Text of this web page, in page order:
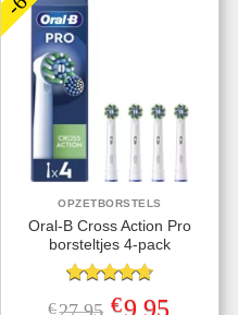
OPZETBORSTELS
Oral-B Cross Action Pro
borsteltjes 4-pack
Gewaardeerd
€27,95 Oorspronkelijke
€9,95